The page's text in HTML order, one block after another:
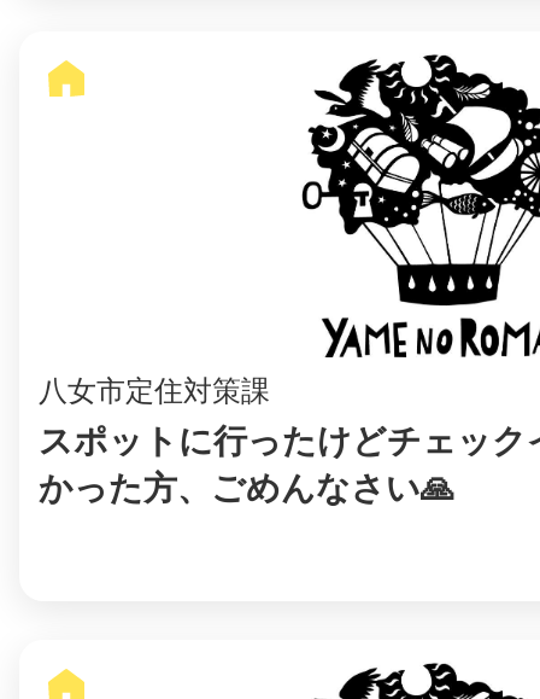
八女市定住対策課
スポットに行ったけどチェック
かった方、ごめんなさい🙏
まちのコイン
ヘルプ
お問い合わせ
プライバシーポ